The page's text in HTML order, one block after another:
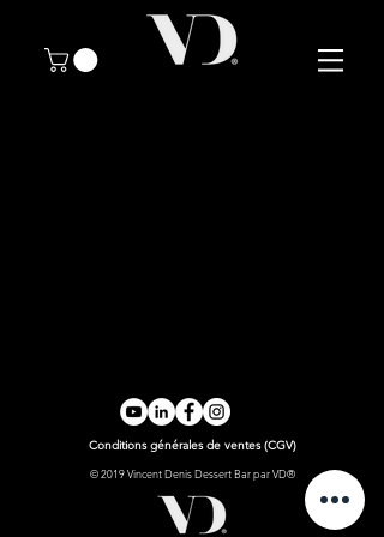
Conditions générales de ventes (CGV)
© 2019 Vincent Denis Dessert Bar par VD®